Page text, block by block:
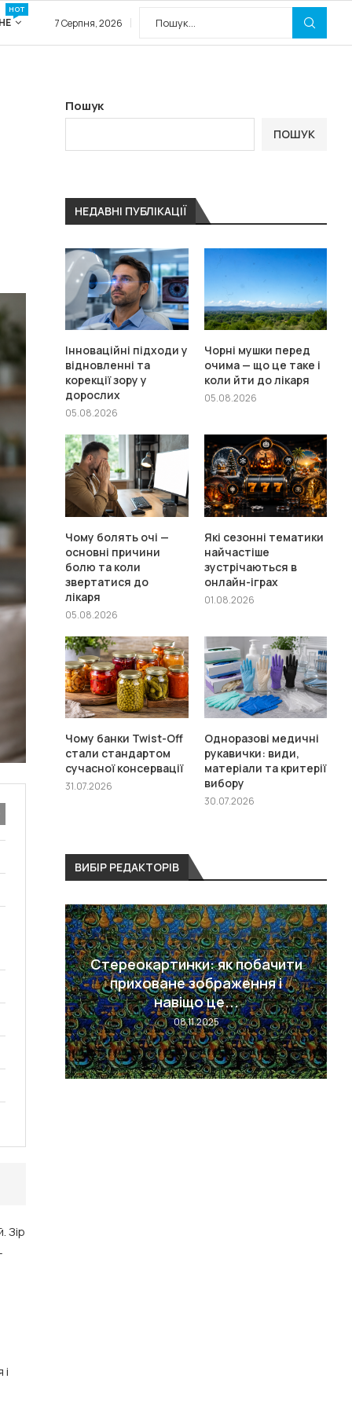
HOT
7 Серпня, 2026
Зір
Пошук
ПОШУК
НЕДАВНІ ПУБЛІКАЦІЇ
Інноваційні підходи у
відновленні та
корекції зору у
дорослих
05.08.2026
Чорні мушки перед
очима — що це таке і
коли йти до лікаря
05.08.2026
Чому болять очі —
основні причини
болю та коли
звертатися до
лікаря
05.08.2026
Які сезонні тематики
найчастіше
зустрічаються в
онлайн-іграх
01.08.2026
Чому банки Twist-Off
стали стандартом
сучасної консервації
31.07.2026
Одноразові медичні
рукавички: види,
матеріали та критерії
вибору
30.07.2026
ВИБІР РЕДАКТОРІВ
що
Стереокартинки: як побачити
приховане зображення і
навіщо це...
08.11.2025